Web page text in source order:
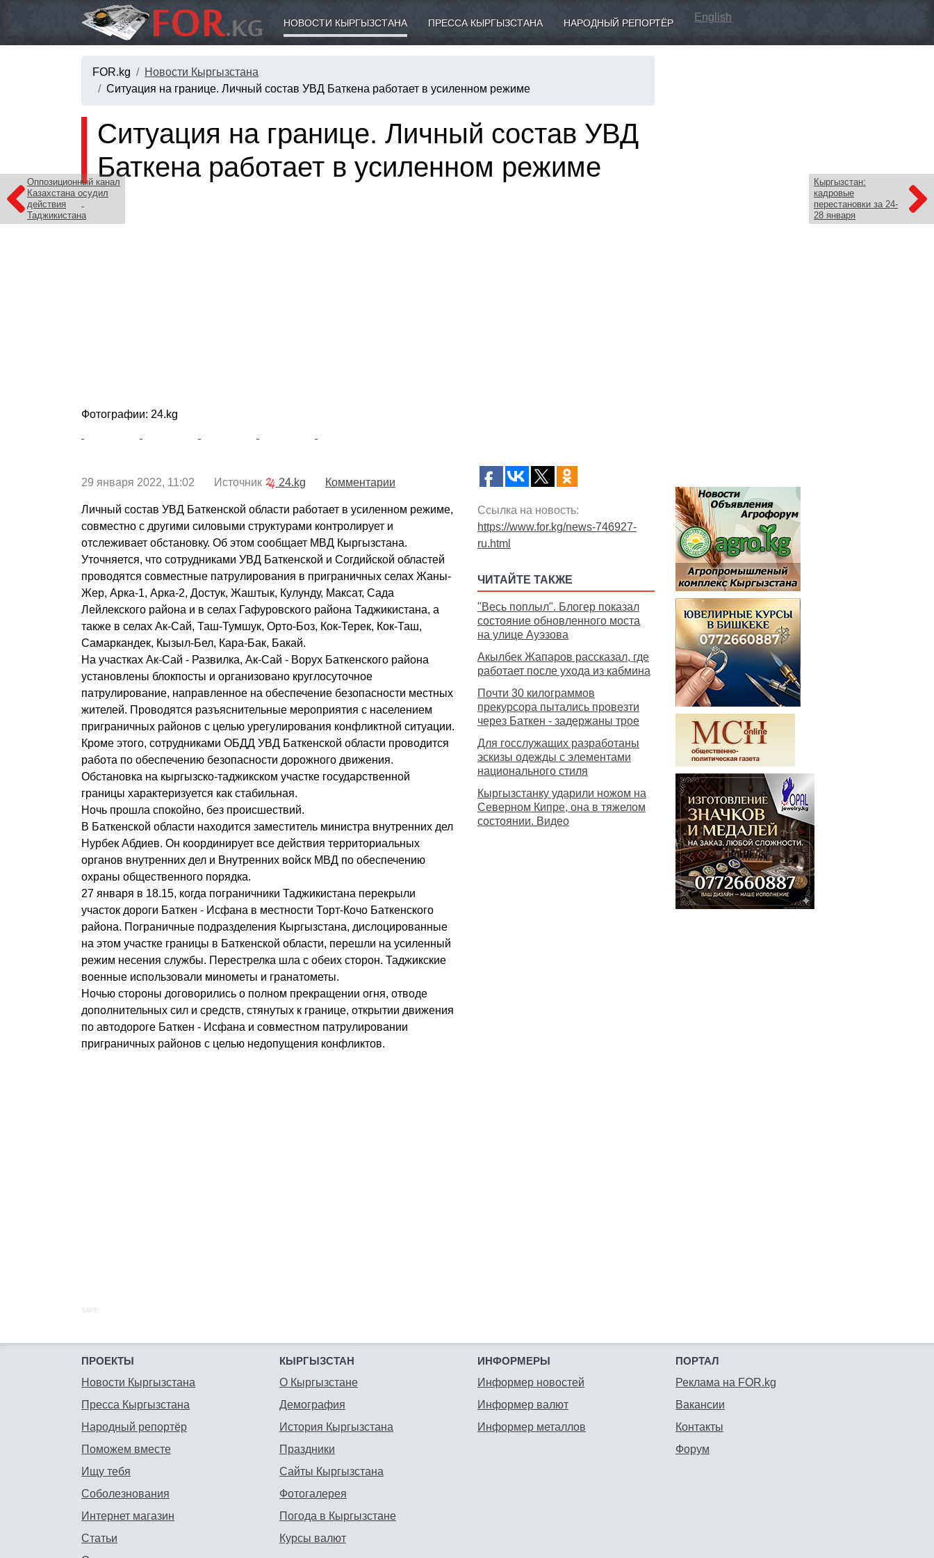
НОВОСТИ КЫРГЫЗСТАНА ПРЕССА КЫРГЫЗСТАНА НАРОДНЫЙ РЕПОРТЁР English
FOR.kg
Новости Кыргызстана
Ситуация на границе. Личный состав УВД Баткена работает в усиленном режиме
Оппозиционный канал
Казахстана осудил
действия
Таджикистана
Кыргызстан:
кадровые
перестановки за 24-
28 января
Ситуация на границе. Личный состав УВД
Баткена работает в усиленном режиме
Фотографии: 24.kg
29 января 2022, 11:02 Источник 24.kg Комментарии
Личный состав УВД Баткенской области работает в усиленном режиме,
совместно с другими силовыми структурами контролирует и
отслеживает обстановку. Об этом сообщает МВД Кыргызстана.
Уточняется, что сотрудниками УВД Баткенской и Согдийской областей
проводятся совместные патрулирования в приграничных селах Жаны-
Жер, Арка-1, Арка-2, Достук, Жаштык, Кулунду, Максат, Сада
Лейлекского района и в селах Гафуровского района Таджикистана, а
также в селах Ак-Сай, Таш-Тумшук, Орто-Боз, Кок-Терек, Кок-Таш,
Самаркандек, Кызыл-Бел, Кара-Бак, Бакай.
На участках Ак-Сай - Развилка, Ак-Сай - Ворух Баткенского района
установлены блокпосты и организовано круглосуточное
патрулирование, направленное на обеспечение безопасности местных
жителей. Проводятся разъяснительные мероприятия с населением
приграничных районов с целью урегулирования конфликтной ситуации.
Кроме этого, сотрудниками ОБДД УВД Баткенской области проводится
работа по обеспечению безопасности дорожного движения.
Обстановка на кыргызско-таджикском участке государственной
границы характеризуется как стабильная.
Ночь прошла спокойно, без происшествий.
В Баткенской области находится заместитель министра внутренних дел
Нурбек Абдиев. Он координирует все действия территориальных
органов внутренних дел и Внутренних войск МВД по обеспечению
охраны общественного порядка.
27 января в 18.15, когда пограничники Таджикистана перекрыли
участок дороги Баткен - Исфана в местности Торт-Кочо Баткенского
района. Пограничные подразделения Кыргызстана, дислоцированные
на этом участке границы в Баткенской области, перешли на усиленный
режим несения службы. Перестрелка шла с обеих сторон. Таджикские
военные использовали минометы и гранатометы.
Ночью стороны договорились о полном прекращении огня, отводе
дополнительных сил и средств, стянутых к границе, открытии движения
по автодороге Баткен - Исфана и совместном патрулировании
приграничных районов с целью недопущения конфликтов.
Ссылка на новость:
https://www.for.kg/news-746927-
ru.html
ЧИТАЙТЕ ТАКЖЕ
"Весь поплыл". Блогер показал
состояние обновленного моста
на улице Ауэзова
Акылбек Жапаров рассказал, где
работает после ухода из кабмина
Почти 30 килограммов
прекурсора пытались провезти
через Баткен - задержаны трое
Для госслужащих разработаны
эскизы одежды с элементами
национального стиля
Кыргызстанку ударили ножом на
Северном Кипре, она в тяжелом
состоянии. Видео
SAPE:
ПРОЕКТЫ
Новости Кыргызстана
Пресса Кыргызстана
Народный репортёр
Поможем вместе
Ищу тебя
Соболезнования
Интернет магазин
Статьи
КЫРГЫЗСТАН
О Кыргызстане
Демография
История Кыргызстана
Праздники
Сайты Кыргызстана
Фотогалерея
Погода в Кыргызстане
Курсы валют
ИНФОРМЕРЫ
Информер новостей
Информер валют
Информер металлов
ПОРТАЛ
Реклама на FOR.kg
Вакансии
Контакты
Форум